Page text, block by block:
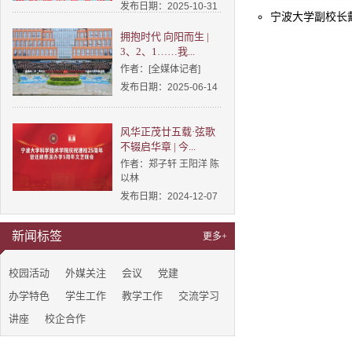
发布日期：2025-10-31
拥抱时代 向阳而生 |
3、2、1……我...
作者：[全媒体记者]
发布日期：2025-06-14
风华正茂廿五载·弦歌
不辍启华章 | 今...
作者：郑子轩 王阳洋 陈
以林
发布日期：2024-12-07
新闻标签 更多+
校园活动 外媒关注 会议
党建
办学特色
学生工作 教学工作
交流学习
讲座
校企合作
宁波大学副校长